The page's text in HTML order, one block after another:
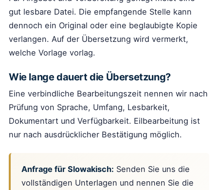
gut lesbare Datei. Die empfangende Stelle kann
dennoch ein Original oder eine beglaubigte Kopie
verlangen. Auf der Übersetzung wird vermerkt,
welche Vorlage vorlag.
Wie lange dauert die Übersetzung?
Eine verbindliche Bearbeitungszeit nennen wir nach
Prüfung von Sprache, Umfang, Lesbarkeit,
Dokumentart und Verfügbarkeit. Eilbearbeitung ist
nur nach ausdrücklicher Bestätigung möglich.
Anfrage für Slowakisch: Senden Sie uns die
vollständigen Unterlagen und nennen Sie die